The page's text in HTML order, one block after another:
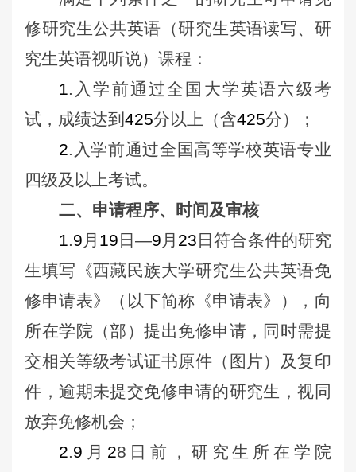
修研究生公共英语 （研究生英语读写、研
究生英语视听说）课程 ：
1.入学前通过全国大学英语六级考
试，成绩达到425分以上（含425分）；
2.入学前通过全国高等学校英语专业
四级及以上考试。
二、申请程序、时间及审核
1.9月 19 日—9月 23 日符合条件的研究
生填写《西藏民族大学研究生公共英语免
修申请表》（以下简称《申请表》），向
所在学院（部）提出免修申请，同时需提
交相关等级考试证书原件（图片）及复印
件，逾期未提交免修申请的研究生，视同
放弃免修机会 ；
2.9 月 28 日前，研究生所在学院